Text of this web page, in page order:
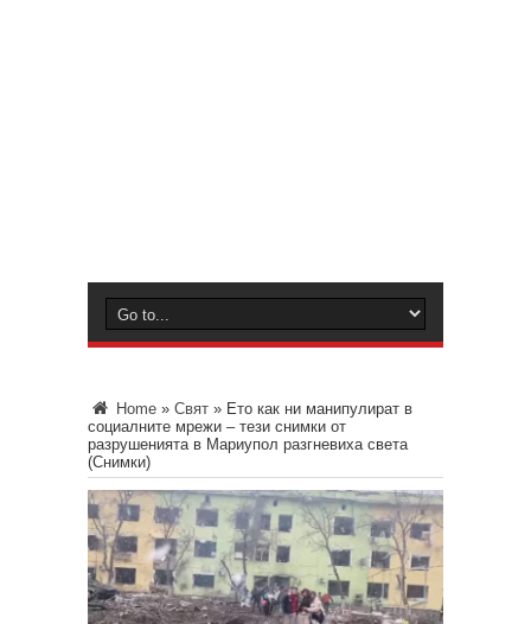
Home » Свят » Ето как ни манипулират в
социалните мрежи – тези снимки от
разрушенията в Мариупол разгневиха света
(Снимки)